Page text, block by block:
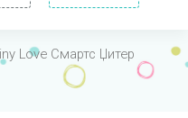
Love Смартс Џитер